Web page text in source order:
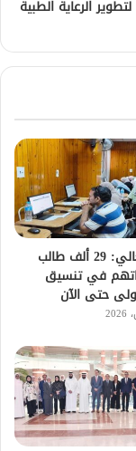
الرعاية الطبية
التعليم العالي: 29 ألف طالب
في تنسيق
حتى الآن